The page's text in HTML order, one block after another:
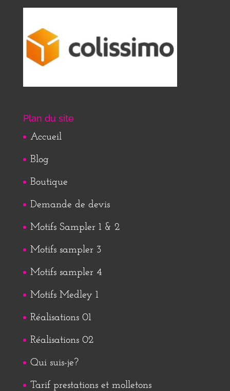
Plan du site
Accueil
Blog
Boutique
Demande de devis
Motifs Sampler 1 & 2
Motifs sampler 3
Motifs sampler 4
Motifs Medley 1
Réalisations 01
Réalisations 02
Qui suis-je?
Tarif prestations et molletons